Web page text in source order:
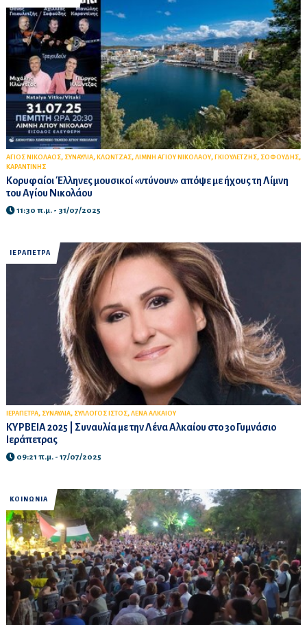
ΑΓΙΟΣ ΝΙΚΟΛΑΟΣ, ΣΥΝΑΥΛΙΑ, ΚΛΩΝΤΖΑΣ, ΛΙΜΝΗ ΑΓΙΟΥ ΝΙΚΟΛΑΟΥ, ΓΚΙΟΥΛΕΤΖΗΣ, ΣΟΦΟΥΔΗΣ,
ΚΑΡΑΝΤΙΝΗΣ
Κορυφαίοι Έλληνες μουσικοί «ντύνουν» απόψε με ήχους τη Λίμνη
του Αγίου Νικολάου
11:30 π.μ. - 31/07/2025
ΙΕΡΑΠΕΤΡΑ
ΙΕΡΑΠΕΤΡΑ, ΣΥΝΑΥΛΙΑ, ΣΥΛΛΟΓΟΣ ΙΣΤΟΣ, ΛΕΝΑ ΑΛΚΑΙΟΥ
ΚΥΡΒΕΙΑ 2025 | Συναυλία με την Λένα Αλκαίου στο 3ο Γυμνάσιο
Ιεράπετρας
09:21 π.μ. - 17/07/2025
ΚΟΙΝΩΝΙΑ